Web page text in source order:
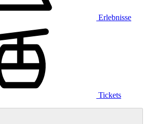
Erlebnisse
Tickets